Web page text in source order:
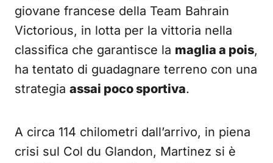
giovane francese della Team Bahrain
Victorious, in lotta per la vittoria nella
classifica che garantisce la maglia a pois,
ha tentato di guadagnare terreno con una
strategia assai poco sportiva.
A circa 114 chilometri dall’arrivo, in piena
crisi sul Col du Glandon, Martinez si è